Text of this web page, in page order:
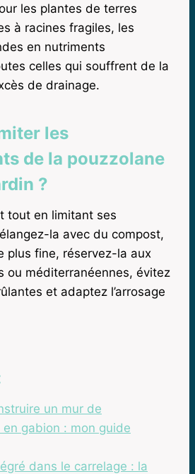
les plantes de terres
à racines fragiles, les
en nutriments
celles qui souffrent de la
de drainage.
les
de la pouzzolane
?
tout en limitant ses
la avec du compost,
plus fine, réservez-la aux
ou méditerranéennes, évitez
et adaptez l’arrosage
un mur de
gabion : mon guide
dans le carrelage : la